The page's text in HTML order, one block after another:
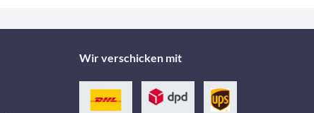
Wir verschicken mit